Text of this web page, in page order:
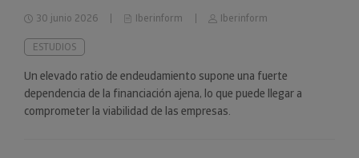
30 junio 2026 Iberinform Iberinform
ESTUDIOS
Un elevado ratio de endeudamiento supone una fuerte
dependencia de la financiación ajena, lo que puede llegar a
comprometer la viabilidad de las empresas.